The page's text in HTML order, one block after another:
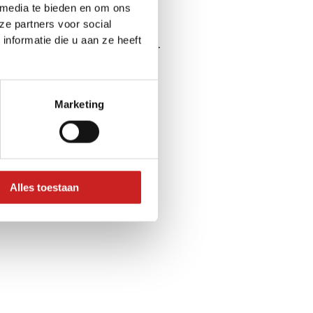
te bieden en om ons
partners voor social
die u aan ze heeft
Marketing
Alles toestaan
console for more information).